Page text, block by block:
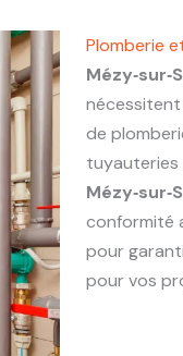
Plomberie
nécessitent
de
tuyauteries
conformité
pour
pour vos